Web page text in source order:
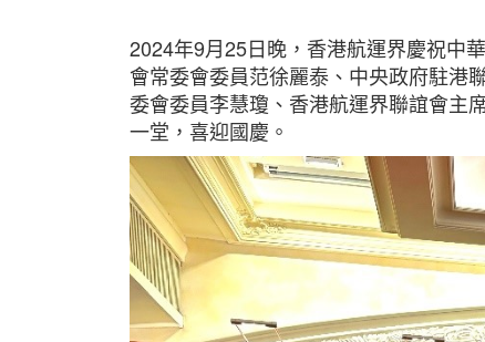
2024年9月25日晚，香港航運界慶祝中
會常委會委員范徐麗泰、中央政府駐港
委會委員李慧瓊、香港航運界聯誼會主
一堂，喜迎國慶。